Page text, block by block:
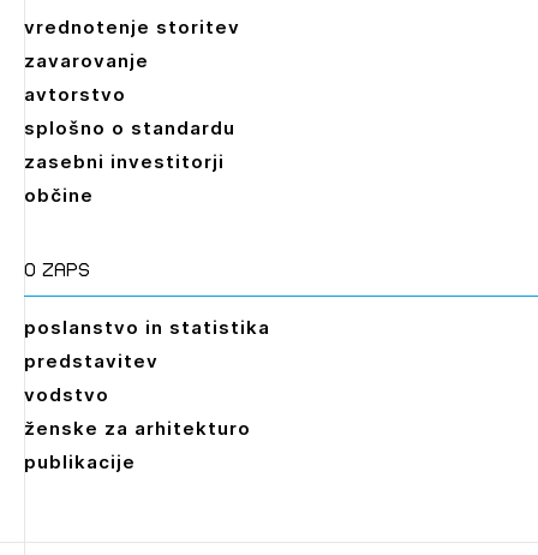
vrednotenje storitev
zavarovanje
avtorstvo
splošno o standardu
zasebni investitorji
občine
O zaps
poslanstvo in statistika
predstavitev
vodstvo
ženske za arhitekturo
publikacije